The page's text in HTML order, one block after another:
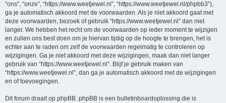
“ons”, “onze”, “https://www.weetjewel.nl”, “https://www.weetjewel.nl/phpbb3”),
ga je automatisch akkoord met de voorwaarden. Als je niet akkoord gaat met
deze voorwaarden, bezoek of gebruik “https://www.weetjewel.nl” dan niet
langer. We hebben het recht om de voorwaarden op ieder moment te wijzigen
en zullen ons best doen om je hiervan tijdig op de hoogte te brengen, het is
echter aan te raden om zelf de voorwaarden regelmatig te controleren op
wijzigingen. Ga je niet akkoord met deze wijzigingen, maak dan niet langer
gebruik van “https://www.weetjewel.nl”. Blijf je gebruik maken van
“https://www.weetjewel.nl”, dan ga je automatisch akkoord met de wijzigingen
en of toevoegingen.
Dit forum draait op phpBB. phpBB is een bulletinboardoplossing die is